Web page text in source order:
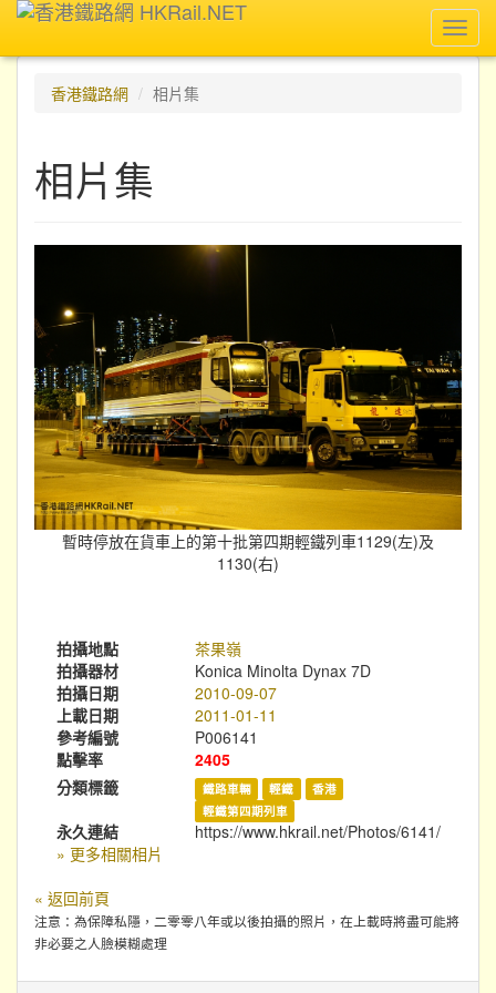
香港鐵路網
相片集
相片集
暫時停放在貨車上的第十批第四期輕鐵列車1129(左)及
1130(右)
拍攝地點
茶果嶺
拍攝器材
Konica Minolta Dynax 7D
拍攝日期
2010-09-07
上載日期
2011-01-11
參考編號
P006141
點擊率
2405
分類標籤
鐵路車輛 輕鐵
香港
輕鐵第四期列車
永久連結
https://www.hkrail.net/Photos/6141/
» 更多相關相片
« 返回前頁
注意：為保障私隱，二零零八年或以後拍攝的照片，在上載時將盡可能將
非必要之人臉模糊處理